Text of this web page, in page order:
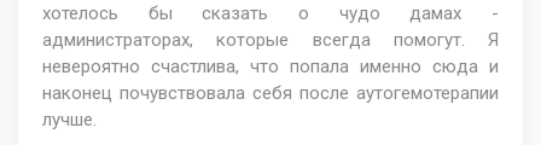
хотелось бы сказать о чудо дамах -
администраторах, которые всегда помогут. Я
невероятно счастлива, что попала именно сюда и
наконец почувствовала себя после аутогемотерапии
лучше.